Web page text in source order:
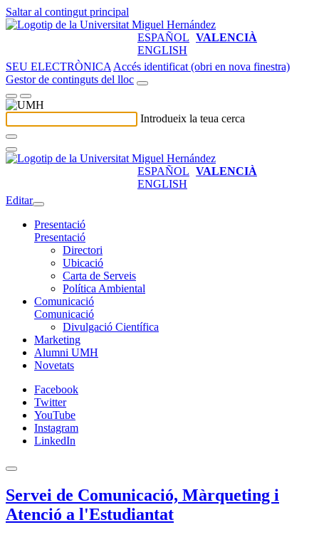
Saltar al contingut principal
ESPAÑOL VALENCIÀ
ENGLISH
SEU ELECTRÒNICA Accés identificat (obri en nova finestra)
Gestor de continguts del lloc
Introdueix la teua cerca
ESPAÑOL VALENCIÀ
ENGLISH
Editar
Presentació
Presentació
Directori
Ubicació
Carta de Serveis
Política Ambiental
Comunicació
Comunicació
Divulgació Científica
Marketing
Alumni UMH
Novetats
Facebook
Twitter
YouTube
Instagram
LinkedIn
Servei de Comunicació, Màrqueting i
Atenció a l'Estudiantat